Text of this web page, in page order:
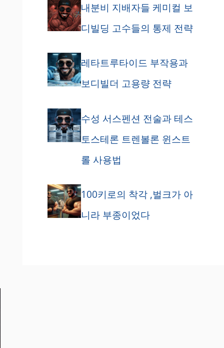
내분비 지배자들 케미컬 보
디빌딩 고수들의 통제 전략
레타트루타이드 부작용과
보디빌더 고용량 전략
수성 서스펜션 전술과 테스
토스테론 트렌볼론 윈스트
롤 사용법
100키로의 착각 ,벌크가 아
니라 부종이었다